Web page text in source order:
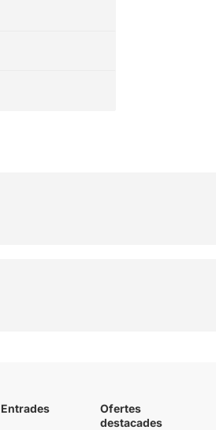
Entrades
Ofertes
destacades